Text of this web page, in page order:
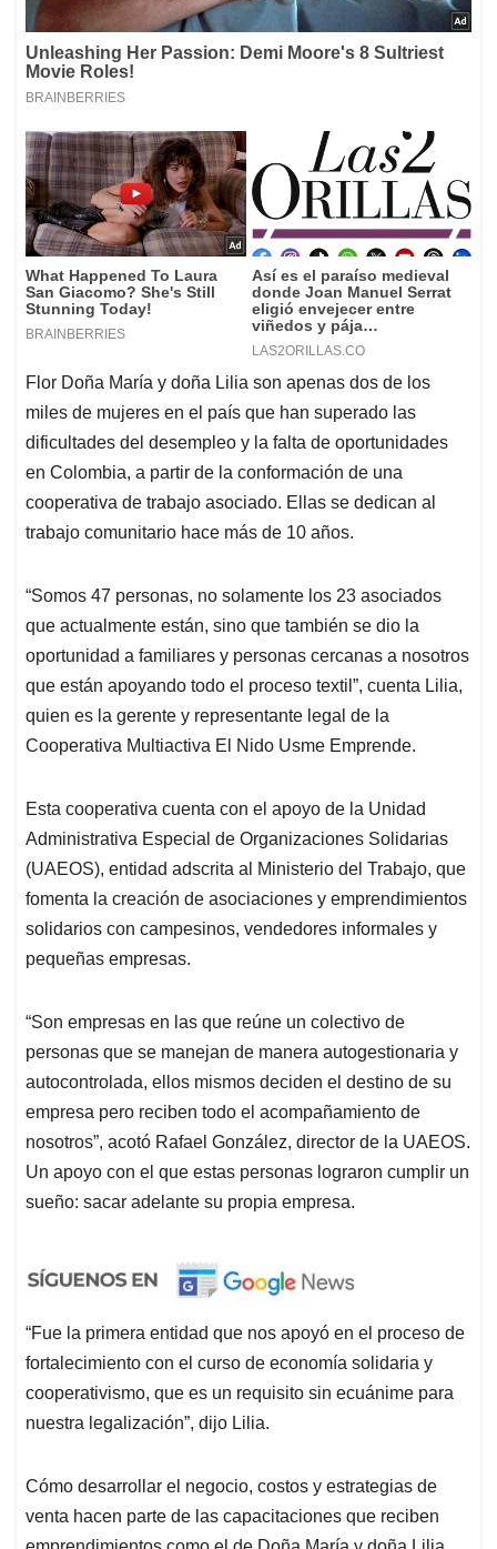
Flor Doña María y doña Lilia son apenas dos de los
miles de mujeres en el país que han superado las
dificultades del desempleo y la falta de oportunidades
en Colombia, a partir de la conformación de una
cooperativa de trabajo asociado. Ellas se dedican al
trabajo comunitario hace más de 10 años.
“Somos 47 personas, no solamente los 23 asociados
que actualmente están, sino que también se dio la
oportunidad a familiares y personas cercanas a nosotros
que están apoyando todo el proceso textil”, cuenta Lilia,
quien es la gerente y representante legal de la
Cooperativa Multiactiva El Nido Usme Emprende.
Esta cooperativa cuenta con el apoyo de la Unidad
Administrativa Especial de Organizaciones Solidarias
(UAEOS), entidad adscrita al Ministerio del Trabajo, que
fomenta la creación de asociaciones y emprendimientos
solidarios con campesinos, vendedores informales y
pequeñas empresas.
“Son empresas en las que reúne un colectivo de
personas que se manejan de manera autogestionaria y
autocontrolada, ellos mismos deciden el destino de su
empresa pero reciben todo el acompañamiento de
nosotros”, acotó Rafael González, director de la UAEOS.
Un apoyo con el que estas personas lograron cumplir un
sueño: sacar adelante su propia empresa.
“Fue la primera entidad que nos apoyó en el proceso de
fortalecimiento con el curso de economía solidaria y
cooperativismo, que es un requisito sin ecuánime para
nuestra legalización”, dijo Lilia.
Cómo desarrollar el negocio, costos y estrategias de
venta hacen parte de las capacitaciones que reciben